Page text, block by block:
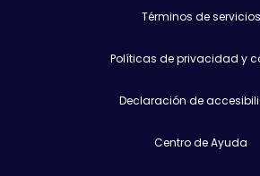
Términos de servicios
Políticas de privacidad y
Declaración de
Centro de Ayuda